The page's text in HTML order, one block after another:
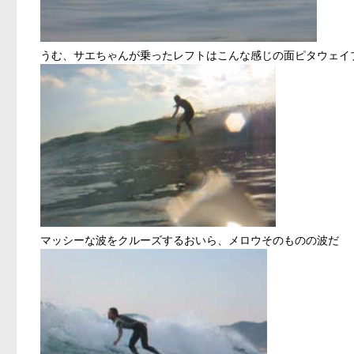
うむ、サエちゃんが乗ったレフトはこんな感じの面ピタウェイ
マッシーな波をクルーズするおいら、メロウそのものの波だ